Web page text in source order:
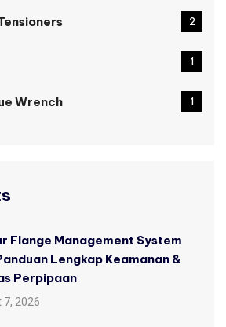
2
1
Wrench 1
Flange Management System
Lengkap Keamanan &
Perpipaan
7, 2026